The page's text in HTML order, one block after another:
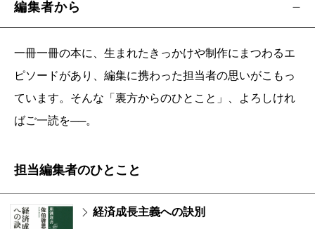
編集者から
一冊一冊の本に、生まれたきっかけや制作にまつわるエ
ピソードがあり、編集に携わった担当者の思いがこもっ
ています。そんな「裏方からのひとこと」、よろしけれ
ばご一読を──。
担当編集者のひとこと
経済成長主義への訣別